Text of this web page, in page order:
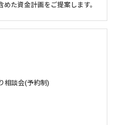
た資金計画をご提案します。
相談会(予約制)